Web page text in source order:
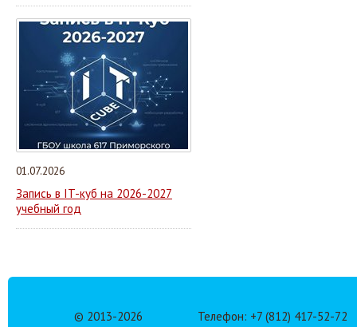
01.07.2026
Запись в IT-куб на 2026-2027
учебный год
© 2013-2026 Телефон: +7 (812) 417-52-72